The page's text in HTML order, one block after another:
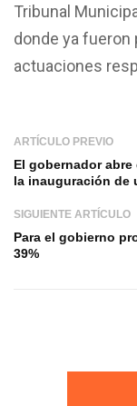
Tribunal
donde ya
actuaciones
ARTÍCULO PREVIO
El gobernador
la inauguración de
SIGUIENTE ARTÍCULO
Para el gobierno
39%